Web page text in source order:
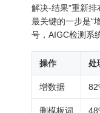
解决-结果”重新排
最关键的一步是“
号，AIGC检测系
操作 处
增数据
删模板词